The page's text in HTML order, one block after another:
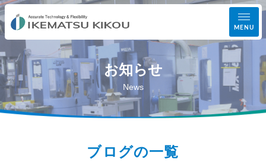
MENU
事業案内
設備紹介
お知らせ
News
ブログの一覧